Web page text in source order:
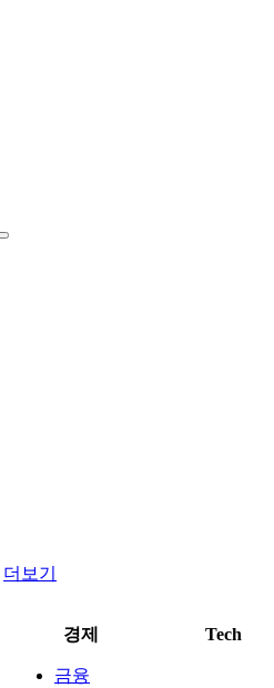
더보기
경제 Tech
금융